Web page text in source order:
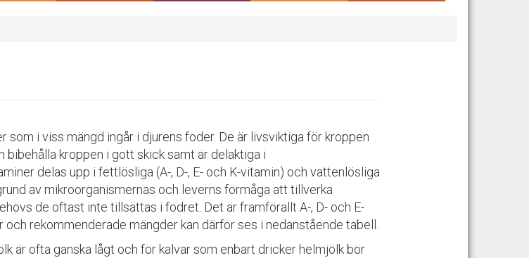
som i viss mängd ingår i djurens foder. De är livsviktiga för kroppen
bibehålla kroppen i gott skick samt är delaktiga i
delas upp i fettlösliga (A-, D-, E- och K-vitamin) och vattenlösliga
av mikroorganismernas och leverns förmåga att tillverka
de oftast inte tillsättas i fodret. Det är framförallt A-, D- och E-
rekommenderade mängder kan därför ses i nedanstående tabell.
är ofta ganska lågt och för kalvar som enbart dricker helmjölk bör